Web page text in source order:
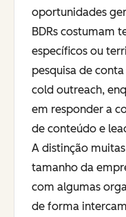
oportunidades
BDRs costumam
específicos ou
pesquisa de
cold outreach,
em responder a
de conteúdo e
A distinção
tamanho da
com algumas
de forma